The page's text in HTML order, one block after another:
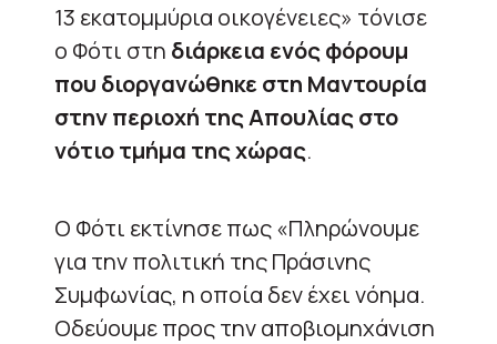
13 εκατομμύρια οικογένειες» τόνισε
ο Φότι στη διάρκεια ενός φόρουμ
που διοργανώθηκε στη Μαντουρία
στην περιοχή της Απουλίας στο
νότιο τμήμα της χώρας.
Ο Φότι εκτίνησε πως «Πληρώνουμε
για την πολιτική της Πράσινης
Συμφωνίας, η οποία δεν έχει νόημα.
Οδεύουμε προς την αποβιομηχάνιση